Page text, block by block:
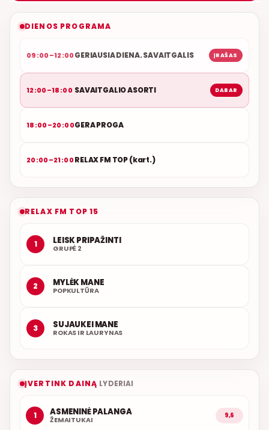
DIENOS PROGRAMA
09:00–12:00GERIAUSIA DIENA. SAVAITGALIS ĮRAŠAS
12:00–18:00 SAVAITGALIO ASORTI DABAR
18:00–20:00GERA PROGA
20:00–21:00RELAX FM TOP (kart.)
RELAX FM TOP 15
1 LEISK PRIPAŽINTI
GRUPĖ 2
2 MYLĖK MANE
POPKULTŪRA
3 SUJAUKEI MANE
ROKAS IR LAURYNAS
ĮVERTINK DAINĄ LYDERIAI
1 ASMENINĖ PALANGA
ŽEMAITUKAI 9,6